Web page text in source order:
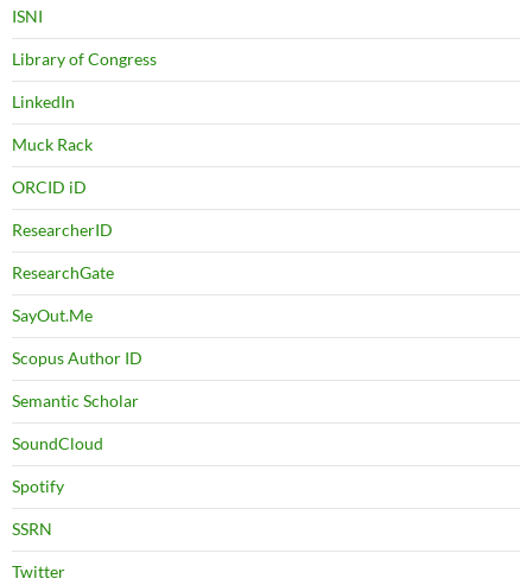
ISNI
Library of Congress
LinkedIn
Muck Rack
ORCID iD
ResearcherID
ResearchGate
SayOut.Me
Scopus Author ID
Semantic Scholar
SoundCloud
Spotify
SSRN
Twitter